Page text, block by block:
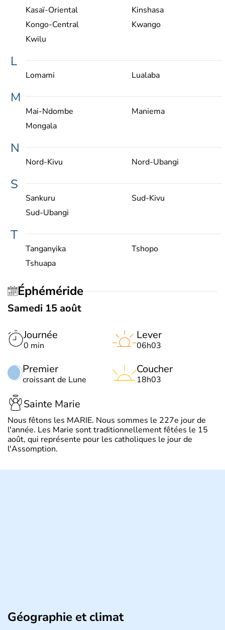
Kasaï-Oriental
Kinshasa
Kongo-Central
Kwango
Kwilu
L
Lomami Lualaba
M
Mai-Ndombe
Maniema
Mongala
N
Nord-Kivu Nord-Ubangi
S
Sankuru
Sud-Kivu
Sud-Ubangi
T
Tanganyika
Tshopo
Tshuapa
Éphéméride
Samedi 15 août
Journée
0 min
Premier
croissant de Lune
Lever
06h03
Coucher
18h03
Sainte Marie
Nous fêtons les MARIE. Nous sommes le 227e jour de
l'année. Les Marie sont traditionnellement fêtées le 15
août, qui représente pour les catholiques le jour de
l'Assomption.
Géographie et climat